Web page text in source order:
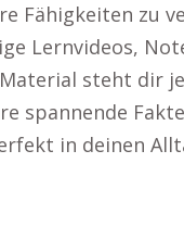
Fähigkeiten zu
Lernvideos,
steht dir
spannende
in deinen